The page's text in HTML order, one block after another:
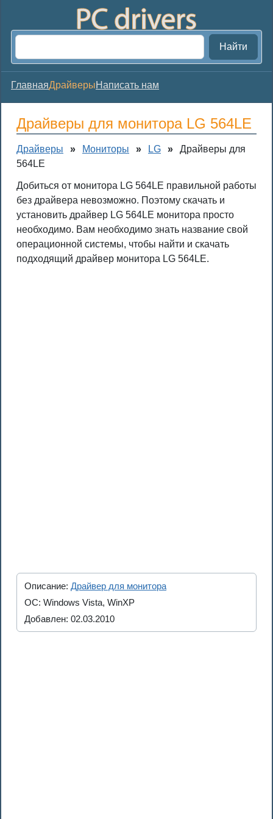
Найти
ГлавнаяДрайверыНаписать нам
Драйверы для монитора LG 564LE
Драйверы » Мониторы » LG »
Драйверы для
564LE
Добиться от монитора LG 564LE правильной работы
без драйвера невозможно. Поэтому скачать и
установить драйвер LG 564LE монитора просто
необходимо. Вам необходимо знать название свой
операционной системы, чтобы найти и скачать
подходящий драйвер монитора LG 564LE.
Описание: Драйвер для монитора
ОС: Windows Vista, WinXP
Добавлен: 02.03.2010